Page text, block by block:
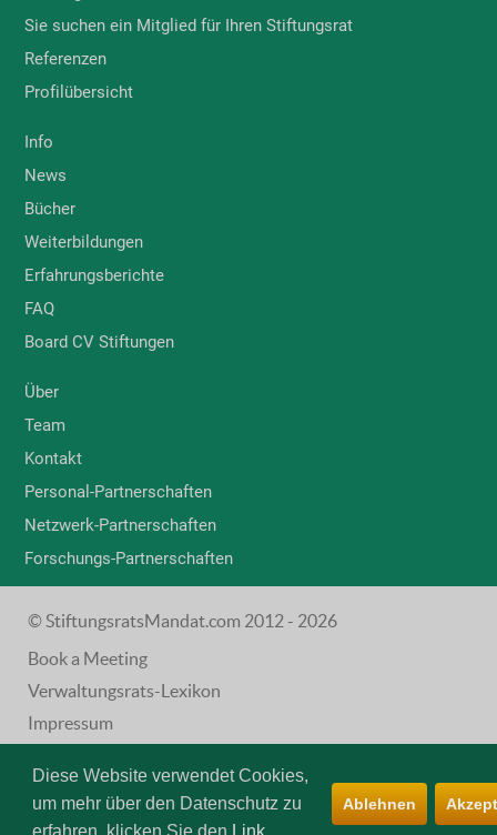
Diese Website verwendet Cookies,
um mehr über den Datenschutz zu
erfahren, klicken Sie den
Link.
Ablehnen
Sie suchen ein Mitglied für Ihren Stiftungsrat
Referenzen
Profilübersicht
Info
News
Bücher
Weiterbildungen
Erfahrungsberichte
FAQ
Board CV Stiftungen
Über
Team
Kontakt
Personal-Partnerschaften
Netzwerk-Partnerschaften
Forschungs-Partnerschaften
© StiftungsratsMandat.com 2012 - 2026
Book a Meeting
Verwaltungsrats-Lexikon
Impressum
Datenschutz